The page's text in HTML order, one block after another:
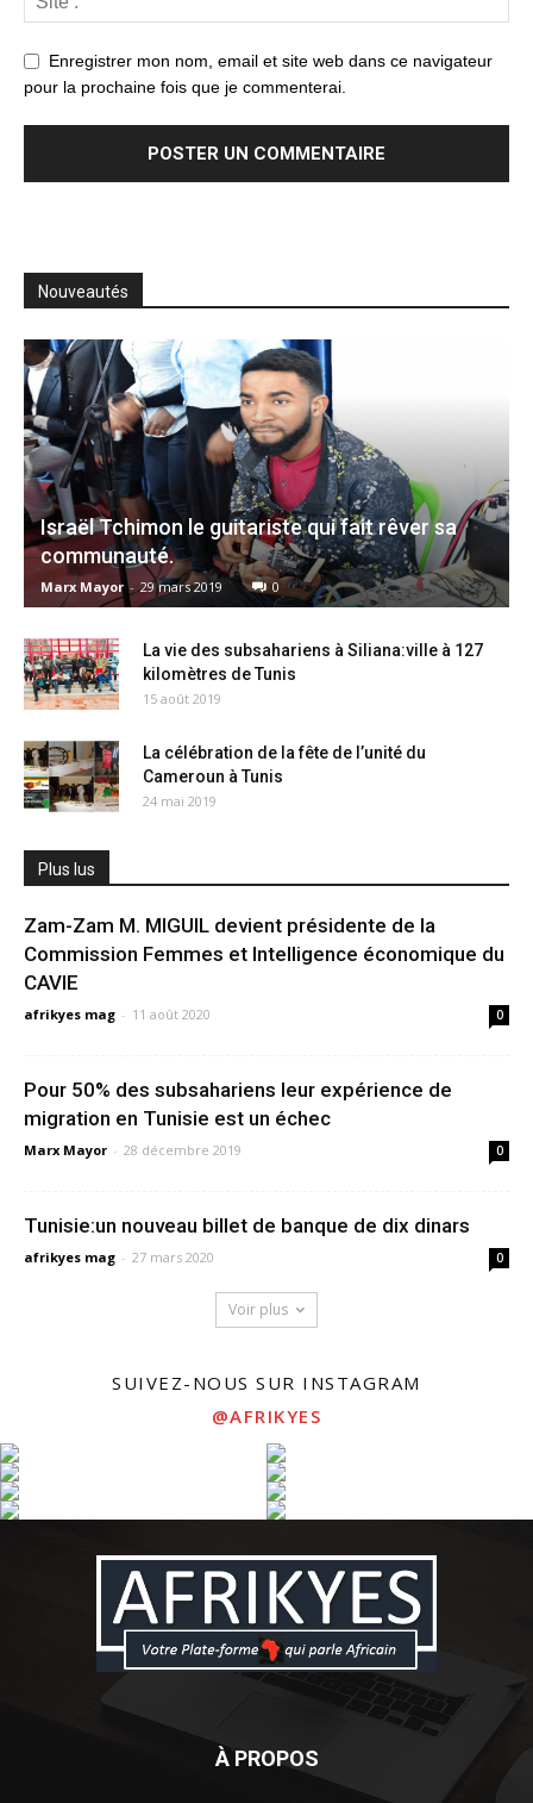
Enregistrer mon nom, email et site web dans ce navigateur
pour la prochaine fois que je commenterai.
Nouveautés
Israël Tchimon le guitariste qui fait rêver sa
communauté.
Marx Mayor - 29 mars 2019 0
La vie des subsahariens à Siliana:ville à 127
kilomètres de Tunis
15 août 2019
La célébration de la fête de l’unité du
Cameroun à Tunis
24 mai 2019
Plus lus
Zam-Zam M. MIGUIL devient présidente de la
Commission Femmes et Intelligence économique du
CAVIE
afrikyes mag - 11 août 2020 0
Pour 50% des subsahariens leur expérience de
migration en Tunisie est un échec
Marx Mayor - 28 décembre 2019 0
Tunisie:un nouveau billet de banque de dix dinars
afrikyes mag - 27 mars 2020 0
Voir plus
SUIVEZ-NOUS SUR INSTAGRAM
@AFRIKYES
À PROPOS